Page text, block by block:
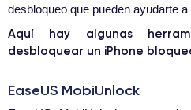
desbloqueo que pueden ayudarte
Aquí hay algunas
desbloquear un iPhone
EaseUS MobiUnlock